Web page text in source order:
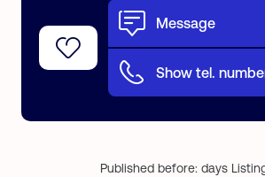
Message
Show tel.
Published before: days Listing